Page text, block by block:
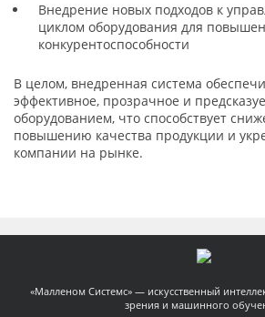
Внедрение новых подходов к
циклом оборудования для
конкурентоспособности
В целом, внедренная система
эффективное, прозрачное и
оборудованием, что способствует
повышению качества продукции и
компании на рынке.
«Малленом Системс» — искусственный
зрения и машинного